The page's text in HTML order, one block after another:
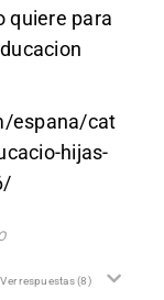
quiere para
espana/cat
hijas-
Ver respuestas(8)